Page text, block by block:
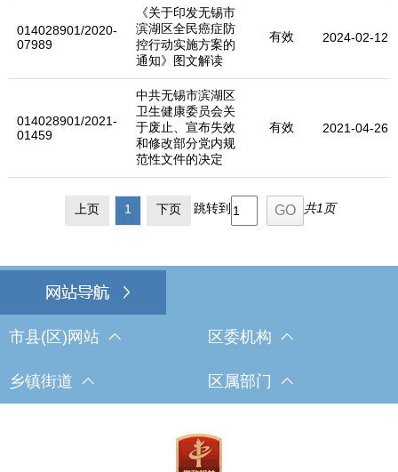
014028901/2020-
07989
《关于印发无锡市
滨湖区全民癌症防
控行动实施方案的
通知》图文解读
有效 2024-02-12
014028901/2021-
01459
中共无锡市滨湖区
卫生健康委员会关
于废止、宣布失效
和修改部分党内规
范性文件的决定
有效 2021-04-26
上页 1 下页 跳转到 共1页
市县(区)网站 区委机构
乡镇街道 区属部门